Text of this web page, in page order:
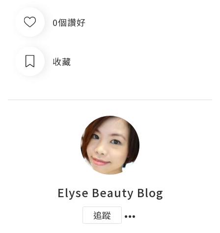
0個讚好
收藏
Elyse Beauty Blog
追蹤